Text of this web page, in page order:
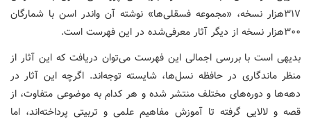
۳۱۷هزار نسخه، «مجموعه فسقلی‌ها» نوشته آن واندر اسن با شمارگان
۳۰۰هزار نسخه از دیگر آثار معرفی‌شده در این فهرست است.
بدیهی است با بررسی اجمالی این فهرست می‌توان دریافت که این آثار از
منظر ماندگاری در حافظه نسل‌ها، شایسته توجه‌اند. اگرچه این آثار در
دهه‌ها و دوره‌های مختلف منتشر شده و هر کدام به موضوعی متفاوت، از
قصه و لالایی گرفته تا آموزش مفاهیم علمی و تربیتی پرداخته‌اند، اما